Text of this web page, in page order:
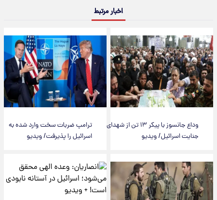
اخبار مرتبط
وداع جانسوز با پیکر ۱۳ تن از شهدای
جنایت اسرائیل/ ویدیو
ترامپ ضربات سخت وارد شده به
اسرائیل را پذیرفت/ ویدیو